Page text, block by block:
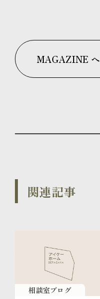
MAGAZINE へ
関連記事
相談室ブログ